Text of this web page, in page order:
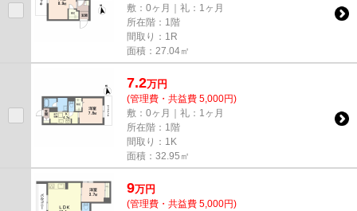
敷：0ヶ月｜礼：1ヶ月
所在階：1階
間取り：1R
面積：27.04㎡
7.2万円
(管理費・共益費 5,000円)
敷：0ヶ月｜礼：1ヶ月
所在階：1階
間取り：1K
面積：32.95㎡
9万円
(管理費・共益費 5,000円)